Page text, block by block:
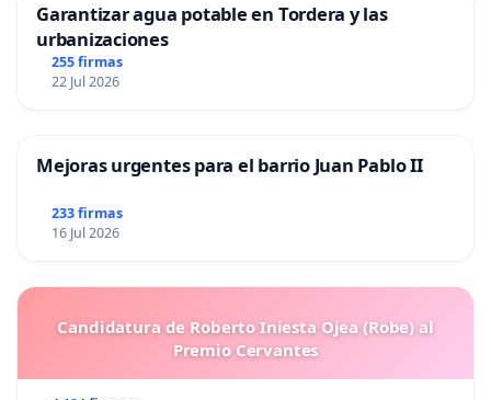
Garantizar agua potable en Tordera y las
urbanizaciones
255 firmas
22 Jul 2026
Mejoras urgentes para el barrio Juan Pablo II
233 firmas
16 Jul 2026
Candidatura de Roberto Iniesta Ojea (Robe) al
Premio Cervantes